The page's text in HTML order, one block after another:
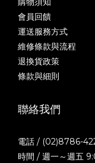
會員回饋
運送服務方式
維修條款與流程
退換貨政策
條款與細則
聯絡我們
電話 / (02)8786-
時間 / 週一～週五